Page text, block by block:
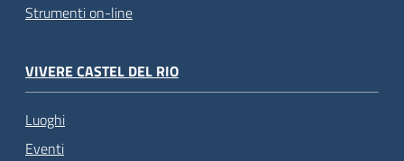
Strumenti on-line
VIVERE CASTEL DEL RIO
Luoghi
Eventi